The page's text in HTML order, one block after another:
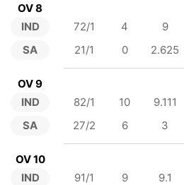
OV 8
IND
SA
72/1 4 9
21/1
0 2.625
OV 9
IND
SA
82/1 10 9.111
27/2
6 3
OV 10
IND
91/1 9 9.1